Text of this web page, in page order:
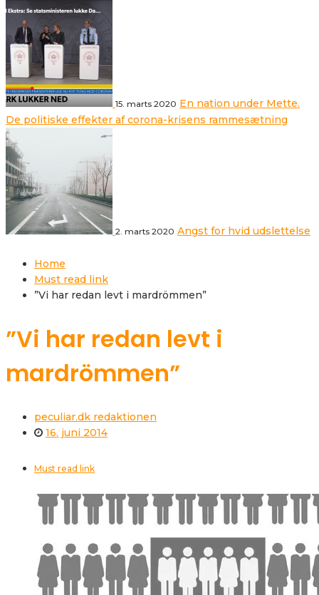
15. marts 2020 En nation under Mette.
De politiske effekter af corona-krisens rammesætning
2. marts 2020 Angst for hvid udslettelse
Home
Must read link
”Vi har redan levt i mardrömmen”
”Vi har redan levt i
mardrömmen”
peculiar.dk redaktionen
16. juni 2014
Must read link